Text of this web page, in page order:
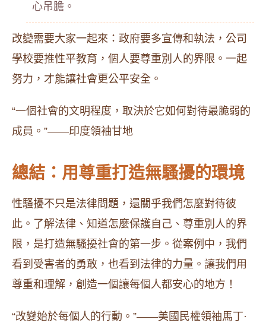
心吊膽。
改變需要大家一起來：政府要多宣傳和執法，公司
學校要推性平教育，個人要尊重別人的界限。一起
努力，才能讓社會更公平安全。
“一個社會的文明程度，取決於它如何對待最脆弱的
成員。”——印度領袖甘地
總結：用尊重打造無騷擾的環境
性騷擾不只是法律問題，還關乎我們怎麼對待彼
此。了解法律、知道怎麼保護自己、尊重別人的界
限，是打造無騷擾社會的第一步。從案例中，我們
看到受害者的勇敢，也看到法律的力量。讓我們用
尊重和理解，創造一個讓每個人都安心的地方！
“改變始於每個人的行動。”——美國民權領袖馬丁·